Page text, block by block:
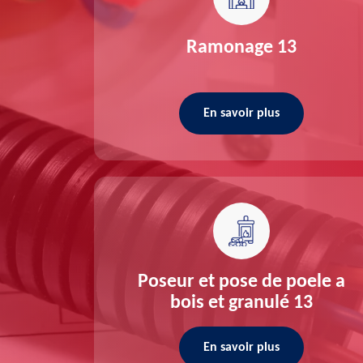
13
13
Ramonage 13
En savoir plus
Poseur et pose de poele a
bois et granulé 13
En savoir plus